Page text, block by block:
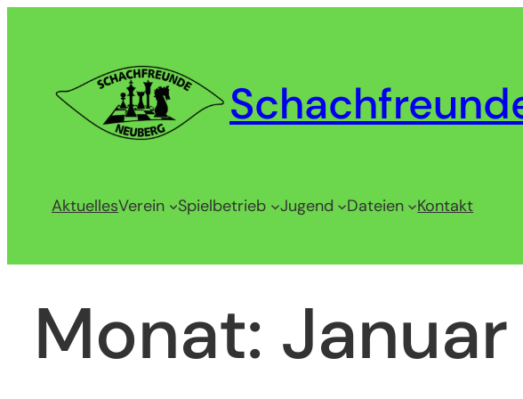
AktuellesVerein Spielbetrieb Jugend Dateien Kontakt
Monat: